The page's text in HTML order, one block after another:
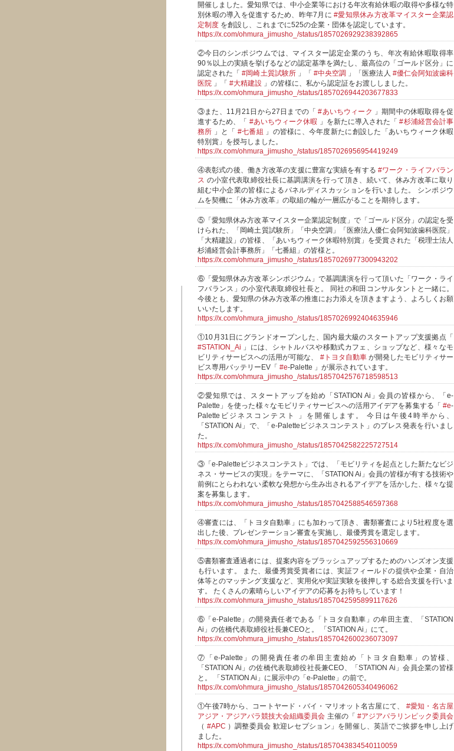
開催しました。愛知県では、中小企業等における年次有給休暇の取得や多様な特
別休暇の導入を促進するため、昨年7月に #愛知県休み方改革マイスター企業認
定制度 を創設し、これまでに525の企業・団体を認定しています。
https://x.com/ohmura_jimusho_/status/1857026929238392865
②今日のシンポジウムでは、マイスター認定企業のうち、年次有給休暇取得率
90％以上の実績を挙げるなどの認定基準を満たし、最高位の「ゴールド区分」に
認定された「#岡崎土質試験所」「 #中央空調 」「医療法人 #優仁会阿知波歯科
医院 」「 #大精建設 」の皆様に、私から認定証をお渡ししました。
https://x.com/ohmura_jimusho_/status/1857026944203677833
③また、11月21日から27日までの「#あいちウィーク
」期間中の休暇取得を促
進するため、「 #あいちウィーク休暇 」を新たに導入された「#杉浦経営会計事
務所 」と「 #七番組
」の皆様に、今年度新たに創設した「あいちウィーク休暇
特別賞」を授与しました。
https://x.com/ohmura_jimusho_/status/1857026956954419249
④表彰式の後、働き方改革の支援に豊富な実績を有する #ワーク・ライフバラン
ス の小室代表取締役社長に基調講演を行って頂き、続いて、休み方改革に取り
組む中小企業の皆様によるパネルディスカッションを行いました。 シンポジウ
ムを契機に「休み方改革」の取組の輪が一層広がることを期待します。
⑤「愛知県休み方改革マイスター企業認定制度」で「ゴールド区分」の認定を受
けられた、「岡崎土質試験所」「中央空調」「医療法人優仁会阿知波歯科医院」
「大精建設」の皆様、「あいちウィーク休暇特別賞」を受賞された「税理士法人
杉浦経営会計事務所」「七番組」の皆様と。
https://x.com/ohmura_jimusho_/status/1857026977300943202
⑥「愛知県休み方改革シンポジウム」で基調講演を行って頂いた「ワーク・ライ
フバランス」の小室代表取締役社長と。 同社の和田コンサルタントと一緒に。
今後とも、愛知県の休み方改革の推進にお力添えを頂きますよう、よろしくお願
いいたします。
https://x.com/ohmura_jimusho_/status/1857026992404635946
①10月31日にグランドオープンした、国内最大級のスタートアップ支援拠点「
#STATION_Ai 」には、シャトルバスや移動式カフェ、ショップなど、様々なモ
ビリティサービスへの活用が可能な、 #トヨタ自動車が開発したモビリティサー
ビス専用バッテリーEV「 #e-Palette 」が展示されています。
https://x.com/ohmura_jimusho_/status/1857042576718598513
②愛知県では、スタートアップを始め「STATION Ai」会員の皆様から、「e-
Palette」を使った様々なモビリティサービスへの活用アイデアを募集する「 #e-
Paletteビジネスコンテスト 」を開催します。 今日は午後4時半から、
「STATION Ai」で、「e-Paletteビジネスコンテスト」のプレス発表を行いまし
た。
https://x.com/ohmura_jimusho_/status/1857042582225727514
③「e-Paletteビジネスコンテスト」では、「モビリティを起点とした新たなビジ
ネス・サービスの実現」をテーマに、「STATION Ai」会員の皆様が有する技術や
前例にとらわれない柔軟な発想から生み出されるアイデアを活かした、様々な提
案を募集します。
https://x.com/ohmura_jimusho_/status/1857042588546597368
④審査には、「トヨタ自動車」にも加わって頂き、書類審査により5社程度を選
出した後、プレゼンテーション審査を実施し、最優秀賞を選定します。
https://x.com/ohmura_jimusho_/status/1857042592556310669
⑤書類審査通過者には、提案内容をブラッシュアップするためのハンズオン支援
も行います。 また、最優秀賞受賞者には、実証フィールドの提供や企業・自治
体等とのマッチング支援など、実用化や実証実験を後押しする総合支援を行いま
す。 たくさんの素晴らしいアイデアの応募をお待ちしています！
https://x.com/ohmura_jimusho_/status/1857042595899117626
⑥「e-Palette」の開発責任者である「トヨタ自動車」の牟田主査、「STATION
Ai」の佐橋代表取締役社長兼CEOと。 「STATION Ai」にて。
https://x.com/ohmura_jimusho_/status/1857042600236073097
⑦「e-Palette」の開発責任者の牟田主査始め「トヨタ自動車」の皆様、
「STATION Ai」の佐橋代表取締役社長兼CEO、「STATION Ai」会員企業の皆様
と。 「STATION Ai」に展示中の「e-Palette」の前で。
https://x.com/ohmura_jimusho_/status/1857042605340496062
①午後7時から、コートヤード・バイ・マリオット名古屋にて、 #愛知・名古屋
アジア・アジアパラ競技大会組織委員会 主催の「 #アジアパラリンピック委員会
（ #APC ）調整委員会 歓迎レセプション」を開催し、英語でご挨拶を申し上げ
ました。
https://x.com/ohmura_jimusho_/status/1857043834540110059